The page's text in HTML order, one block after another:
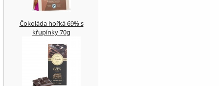
Čokoláda hořká 69% s
křupínky 70g